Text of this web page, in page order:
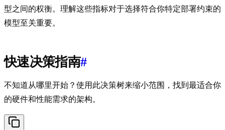
型之间的权衡。理解这些指标对于选择符合你特定部署约束的
模型至关重要。
快速决策指南#
不知道从哪里开始？使用此决策树来缩小范围，找到最适合你
的硬件和性能需求的架构。